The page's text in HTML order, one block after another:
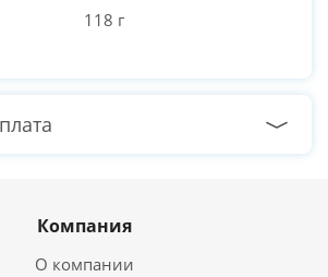
118 г
Компания
О компании